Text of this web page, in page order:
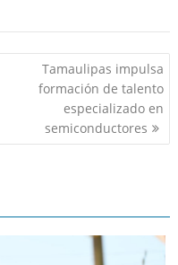
Tamaulipas impulsa
formación de talento
especializado en
semiconductores